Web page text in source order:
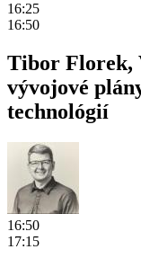
16:25
16:50
Tibor Florek,
vývojové
technológií
16:50
17:15